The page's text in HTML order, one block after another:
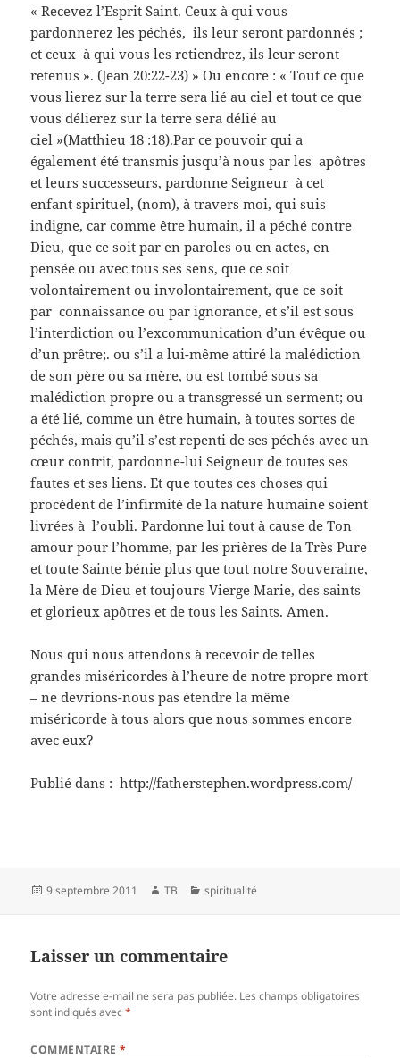
« Recevez l’Esprit Saint. Ceux à qui vous
pardonnerez les péchés, ils leur seront pardonnés ;
et ceux à qui vous les retiendrez, ils leur seront
retenus ». (Jean 20:22-23) » Ou encore : « Tout ce que
vous lierez sur la terre sera lié au ciel et tout ce que
vous délierez sur la terre sera délié au
ciel »(Matthieu 18 :18).Par ce pouvoir qui a
également été transmis jusqu’à nous par les apôtres
et leurs successeurs, pardonne Seigneur à cet
enfant spirituel, (nom), à travers moi, qui suis
indigne, car comme être humain, il a péché contre
Dieu, que ce soit par en paroles ou en actes, en
pensée ou avec tous ses sens, que ce soit
volontairement ou involontairement, que ce soit
par connaissance ou par ignorance, et s’il est sous
l’interdiction ou l’excommunication d’un évêque ou
d’un prêtre;. ou s’il a lui-même attiré la malédiction
de son père ou sa mère, ou est tombé sous sa
malédiction propre ou a transgressé un serment; ou
a été lié, comme un être humain, à toutes sortes de
péchés, mais qu’il s’est repenti de ses péchés avec un
cœur contrit, pardonne-lui Seigneur de toutes ses
fautes et ses liens. Et que toutes ces choses qui
procèdent de l’infirmité de la nature humaine soient
livrées à l’oubli. Pardonne lui tout à cause de Ton
amour pour l’homme, par les prières de la Très Pure
et toute Sainte bénie plus que tout notre Souveraine,
la Mère de Dieu et toujours Vierge Marie, des saints
et glorieux apôtres et de tous les Saints. Amen.
Nous qui nous attendons à recevoir de telles
grandes miséricordes à l’heure de notre propre mort
– ne devrions-nous pas étendre la même
miséricorde à tous alors que nous sommes encore
avec eux?
Publié dans : http://fatherstephen.wordpress.com/
Publié
9 septembre 2011 Auteur
TB Catégories
spiritualité
Laisser un commentaire
Votre adresse e-mail ne sera pas publiée. Les champs obligatoires
sont indiqués avec*
COMMENTAIRE*